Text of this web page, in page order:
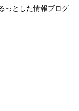
っとした情報ブログ